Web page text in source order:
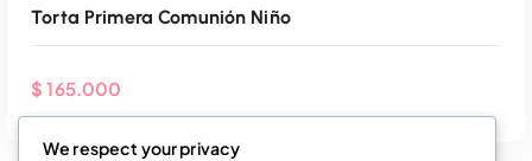
Torta Primera Comunión Niño
$ 165.000
We respect your privacy